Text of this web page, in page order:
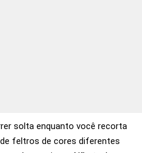
solta enquanto você recorta
feltros de cores diferentes